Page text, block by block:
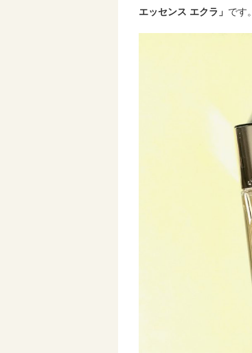
エッセンス エクラ」 です。